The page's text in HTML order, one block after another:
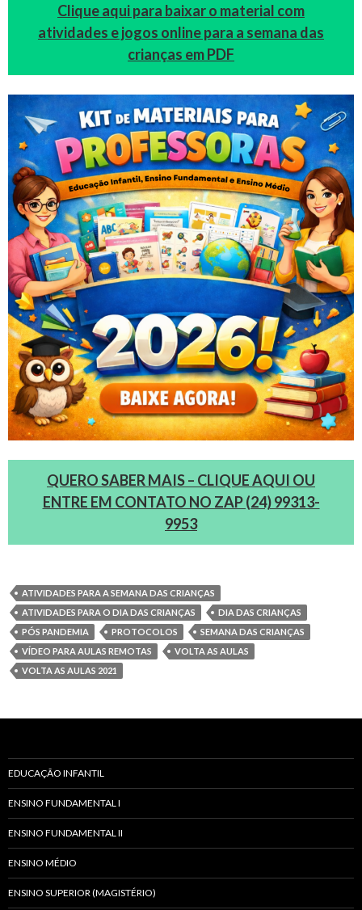
Clique aqui para baixar o material com
atividades e jogos online para a semana das
crianças em PDF
QUERO SABER MAIS – CLIQUE AQUI OU
ENTRE EM CONTATO NO ZAP (24) 99313-
9953
ATIVIDADES PARA A SEMANA DAS CRIANÇAS
ATIVIDADES PARA O DIA DAS CRIANÇAS
DIA DAS CRIANÇAS
PÓS PANDEMIA
PROTOCOLOS
SEMANA DAS CRIANÇAS
VÍDEO PARA AULAS REMOTAS
VOLTA AS AULAS
VOLTA AS AULAS 2021
EDUCAÇÃO INFANTIL
ENSINO FUNDAMENTAL I
ENSINO FUNDAMENTAL II
ENSINO MÉDIO
ENSINO SUPERIOR (MAGISTÉRIO)